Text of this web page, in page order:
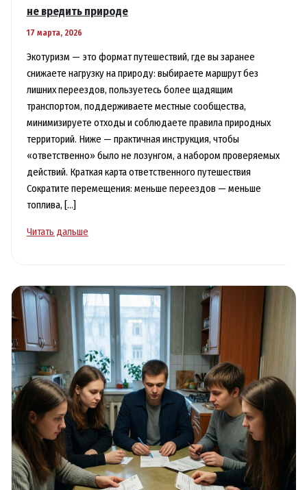
не вредить природе
17 марта, 2026
Экотуризм — это формат путешествий, где вы заранее
снижаете нагрузку на природу: выбираете маршрут без
лишних переездов, пользуетесь более щадящим
транспортом, поддерживаете местные сообщества,
минимизируете отходы и соблюдаете правила природных
территорий. Ниже — практичная инструкция, чтобы
«ответственно» было не лозунгом, а набором проверяемых
действий. Краткая карта ответственного путешествия
Сократите перемещения: меньше переездов — меньше
топлива, […]
Экотуризм:
и
не
вредить
природе
Читать дальше